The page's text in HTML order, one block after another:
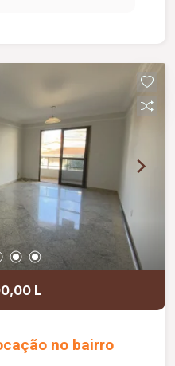
piscina, salão
mais
de vida para toda
L
no bairro